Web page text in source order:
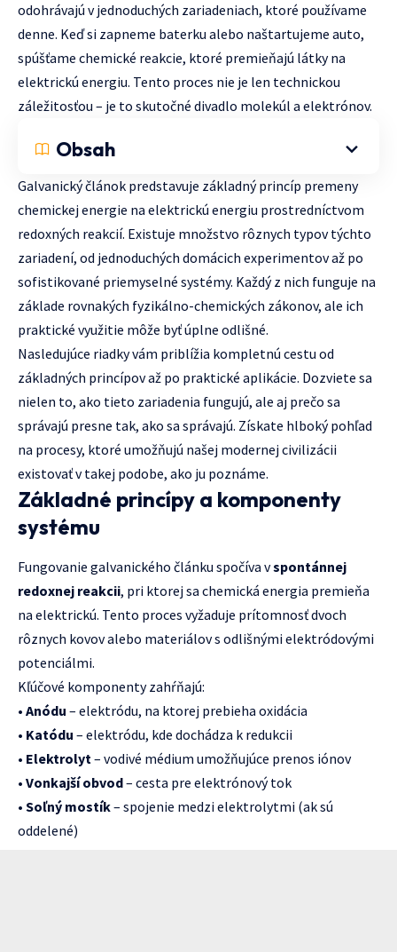
odohrávajú v jednoduchých zariadeniach, ktoré používame
denne. Keď si zapneme baterku alebo naštartujeme auto,
spúšťame chemické reakcie, ktoré premieňajú látky na
elektrickú energiu. Tento proces nie je len technickou
záležitosťou – je to skutočné divadlo molekúl a elektrónov.
Obsah
Galvanický článok predstavuje základný princíp premeny
chemickej energie na elektrickú energiu prostredníctvom
redoxných reakcií. Existuje množstvo rôznych typov týchto
zariadení, od jednoduchých domácich experimentov až po
sofistikované priemyselné systémy. Každý z nich funguje na
základe rovnakých fyzikálno-chemických zákonov, ale ich
praktické využitie môže byť úplne odlišné.
Nasledujúce riadky vám priblížia kompletnú cestu od
základných princípov až po praktické aplikácie. Dozviete sa
nielen to, ako tieto zariadenia fungujú, ale aj prečo sa
správajú presne tak, ako sa správajú. Získate hlboký pohľad
na procesy, ktoré umožňujú našej modernej civilizácii
existovať v takej podobe, ako ju poznáme.
Základné princípy a komponenty
systému
Fungovanie galvanického článku spočíva vspontánnej
redoxnej reakcii, pri ktorej sa chemická energia premieňa
na elektrickú. Tento proces vyžaduje prítomnosť dvoch
rôznych kovov alebo materiálov s odlišnými elektródovými
potenciálmi.
Kľúčové komponenty zahŕňajú:
• Anódu – elektródu, na ktorej prebieha oxidácia
• Katódu – elektródu, kde dochádza k redukcii
• Elektrolyt– vodivé médium umožňujúce prenos iónov
• Vonkajší obvod– cesta pre elektrónový tok
• Soľný mostík– spojenie medzi elektrolytmi (ak sú
oddelené)